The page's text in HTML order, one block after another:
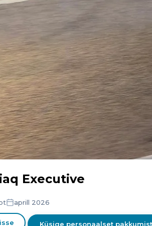
Executive
aprill 2026
Küsige personaalset pakkumist